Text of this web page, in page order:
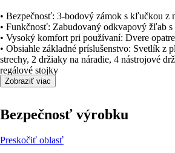
• Bezpečnosť: 3-bodový zámok s kľučkou z
• Funkčnosť: Zabudovaný odkvapový žľab
• Vysoký komfort pri používaní: Dvere
• Obsiahle základné príslušenstvo: Svetlík z
strechy, 2 držiaky na náradie, 4 nástrojové
regálové stojky
Zobraziť viac
Bezpečnosť výrobku
Preskočiť oblasť